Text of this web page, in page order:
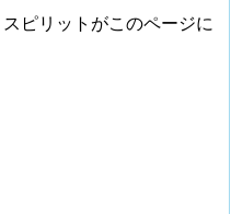
ピリットがこのページに